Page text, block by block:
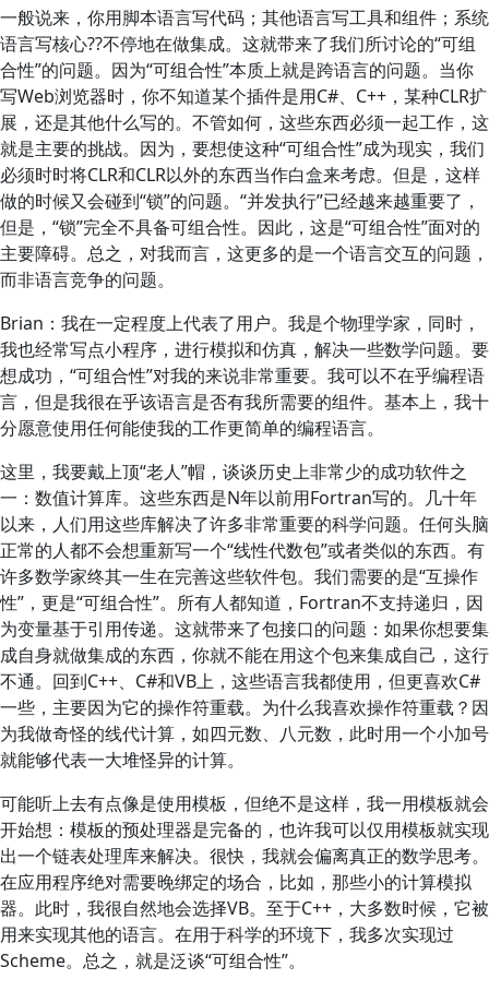
一般说来，你用脚本语言写代码；其他语言写工具和组件；系统
语言写核心??不停地在做集成。这就带来了我们所讨论的“可组
合性”的问题。因为“可组合性”本质上就是跨语言的问题。当你
写Web浏览器时，你不知道某个插件是用C#、C++，某种CLR扩
展，还是其他什么写的。不管如何，这些东西必须一起工作，这
就是主要的挑战。因为，要想使这种“可组合性”成为现实，我们
必须时时将CLR和CLR以外的东西当作白盒来考虑。但是，这样
做的时候又会碰到“锁”的问题。“并发执行”已经越来越重要了，
但是，“锁”完全不具备可组合性。因此，这是“可组合性”面对的
主要障碍。总之，对我而言，这更多的是一个语言交互的问题，
而非语言竞争的问题。
Brian：我在一定程度上代表了用户。我是个物理学家，同时，
我也经常写点小程序，进行模拟和仿真，解决一些数学问题。要
想成功，“可组合性”对我的来说非常重要。我可以不在乎编程语
言，但是我很在乎该语言是否有我所需要的组件。基本上，我十
分愿意使用任何能使我的工作更简单的编程语言。
这里，我要戴上顶“老人”帽，谈谈历史上非常少的成功软件之
一：数值计算库。这些东西是N年以前用Fortran写的。几十年
以来，人们用这些库解决了许多非常重要的科学问题。任何头脑
正常的人都不会想重新写一个“线性代数包”或者类似的东西。有
许多数学家终其一生在完善这些软件包。我们需要的是“互操作
性”，更是“可组合性”。所有人都知道，Fortran不支持递归，因
为变量基于引用传递。这就带来了包接口的问题：如果你想要集
成自身就做集成的东西，你就不能在用这个包来集成自己，这行
不通。回到C++、C#和VB上，这些语言我都使用，但更喜欢C#
一些，主要因为它的操作符重载。为什么我喜欢操作符重载？因
为我做奇怪的线代计算，如四元数、八元数，此时用一个小加号
就能够代表一大堆怪异的计算。
可能听上去有点像是使用模板，但绝不是这样，我一用模板就会
开始想：模板的预处理器是完备的，也许我可以仅用模板就实现
出一个链表处理库来解决。很快，我就会偏离真正的数学思考。
在应用程序绝对需要晚绑定的场合，比如，那些小的计算模拟
器。此时，我很自然地会选择VB。至于C++，大多数时候，它被
用来实现其他的语言。在用于科学的环境下，我多次实现过
Scheme。总之，就是泛谈“可组合性”。